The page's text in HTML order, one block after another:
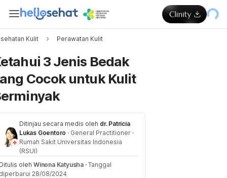
Kulit Perawatan Kulit
3 Jenis Bedak
Cocok untuk Kulit
Ditinjau secara medis oleh dr. Patricia
Lukas Goentoro · General Practitioner ·
Rumah Sakit Universitas Indonesia
(RSUI)
oleh Winona Katyusha · Tanggal
28/08/2024